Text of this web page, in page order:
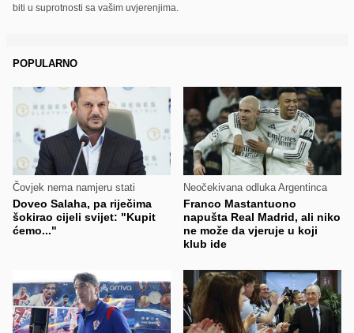
biti u suprotnosti sa vašim uvjerenjima.
POPULARNO
Čovjek nema namjeru stati
Doveo Salaha, pa riječima
šokirao cijeli svijet: "Kupit
ćemo..."
Neočekivana odluka Argentinca
Franco Mastantuono
napušta Real Madrid, ali niko
ne može da vjeruje u koji
klub ide